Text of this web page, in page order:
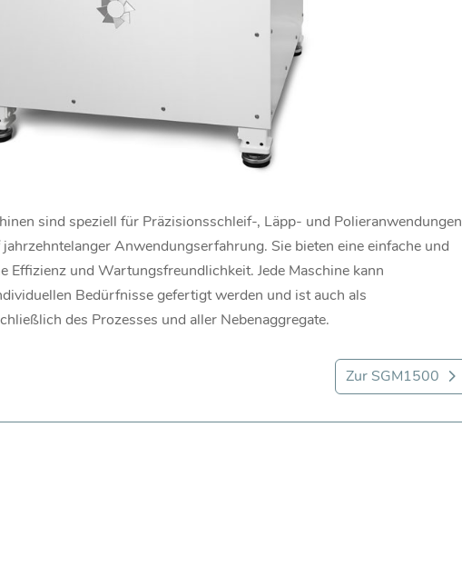
sind speziell für Präzisionsschleif-, Läpp- und Polieranwendungen
Anwendungserfahrung. Sie bieten eine einfache und
Effizienz und Wartungsfreundlichkeit. Jede Maschine kann
Bedürfnisse gefertigt werden und ist auch als
des Prozesses und aller Nebenaggregate.
Zur SGM1500